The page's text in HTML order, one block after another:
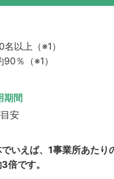
以上（※1）
％（※1）
期間
安
いえば、1事業所あたり
倍です。